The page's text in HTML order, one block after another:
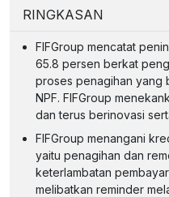
RINGKASAN
FIFGroup mencatat
65.8 persen berkat
proses penagihan yang
NPF. FIFGroup
dan terus berinovasi
FIFGroup menangani
yaitu penagihan dan
keterlambatan
melibatkan reminder